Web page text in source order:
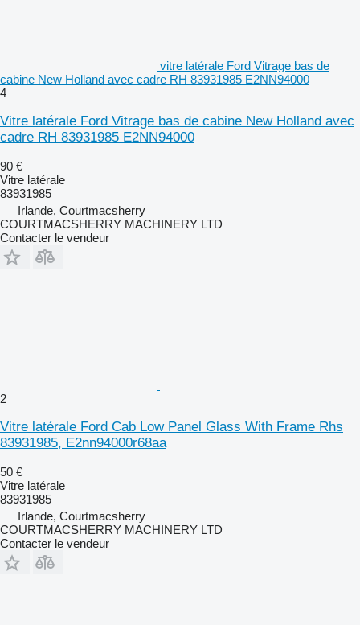
vitre latérale Ford Vitrage bas de
cabine New Holland avec cadre RH 83931985 E2NN94000
4
Vitre latérale Ford Vitrage bas de cabine New Holland avec
cadre RH 83931985 E2NN94000
90 €
Vitre latérale
83931985
Irlande, Courtmacsherry
COURTMACSHERRY MACHINERY LTD
Contacter le vendeur
2
Vitre latérale Ford Cab Low Panel Glass With Frame Rhs
83931985, E2nn94000r68aa
50 €
Vitre latérale
83931985
Irlande, Courtmacsherry
COURTMACSHERRY MACHINERY LTD
Contacter le vendeur